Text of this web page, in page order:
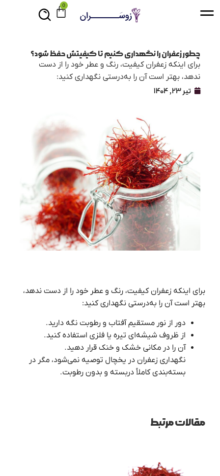
0
چطور زعفران را نگهداری کنیم تا کیفیتش حفظ شود؟
برای اینکه زعفران کیفیت، رنگ و عطر خود را از دست
ندهد، بهتر است آن را به‌درستی نگهداری کنید:
تیر 23, 1404
برای اینکه زعفران کیفیت، رنگ و عطر خود را از دست ندهد،
بهتر است آن را به‌درستی نگهداری کنید:
دور از نور مستقیم آفتاب و رطوبت نگه دارید.
از ظروف شیشه‌ای تیره یا فلزی استفاده کنید.
آن را در مکانی خشک و خنک قرار دهید.
نگهداری زعفران در یخچال توصیه نمی‌شود، مگر در
بسته‌بندی کاملاً دربسته و بدون رطوبت.
مقالات مرتبط